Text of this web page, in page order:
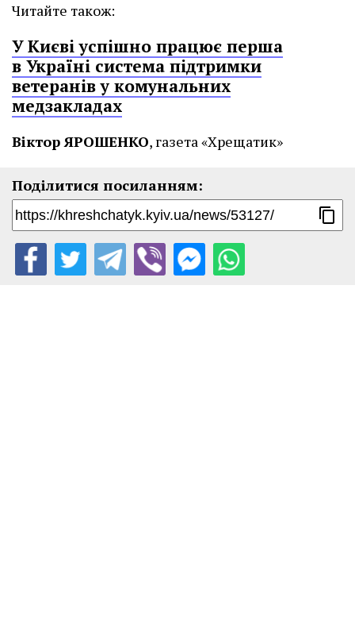
Читайте також:
У Києві успішно працює перша
в Україні система підтримки
ветеранів у комунальних
медзакладах
Віктор ЯРОШЕНКО, газета «Хрещатик»